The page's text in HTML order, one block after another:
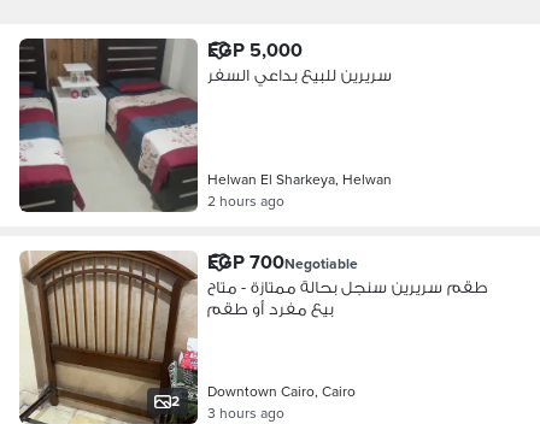
EGP 5,000
سريرين للبيع بداعي السفر
Helwan El Sharkeya, Helwan
2 hours ago
2
EGP 700Negotiable
طقم سريرين سنجل بحالة ممتازة - متاح
بيع مفرد أو طقم
Downtown Cairo, Cairo
3 hours ago